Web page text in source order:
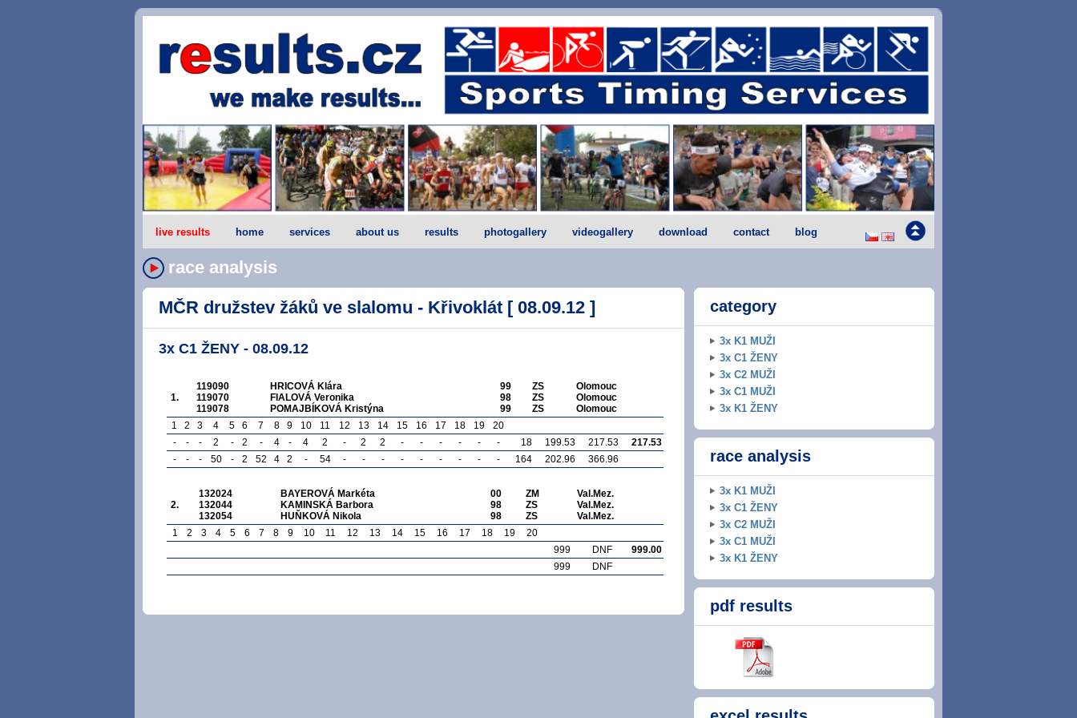
live results home services about us results photogallery videogallery download contact blog
race analysis
MČR družstev žáků ve slalomu - Křivoklát [ 08.09.12 ]
3x C1 ŽENY - 08.09.12
1.
119090
119070
119078
HRICOVÁ Klára
FIALOVÁ Veronika
POMAJBÍKOVÁ Kristýna
99
98
99
ZS
ZS
ZS
Olomouc
Olomouc
Olomouc
1
2 3 4 5 6 7 8 9 10 11 12 13 14 15 16 17 18 19
20
-
- - 2 - 2 - 4 - 4 2 - 2 2 - - - - - - 18 199.53 217.53
217.53
-
- - 50 - 2 52 4 2 - 54 - - - - - - - - - 164 202.96 366.96
2.
132024
132044
132054
BAYEROVÁ Markéta
KAMINSKÁ Barbora
HUŇKOVÁ Nikola
00
98
98
ZM
ZS
ZS
Val.Mez.
Val.Mez.
Val.Mez.
1
2 3 4 5 6 7 8 9 10 11 12 13 14 15 16 17 18 19
20
999
DNF
999.00
999
DNF
category
3x K1 MUŽI
3x C1 ŽENY
3x C2 MUŽI
3x C1 MUŽI
3x K1 ŽENY
race analysis
3x K1 MUŽI
3x C1 ŽENY
3x C2 MUŽI
3x C1 MUŽI
3x K1 ŽENY
pdf results